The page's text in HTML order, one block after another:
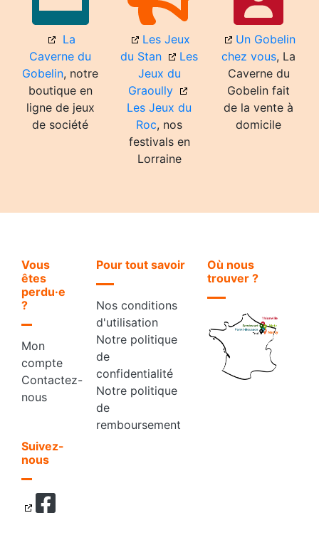
La
Caverne du
Gobelin, notre
boutique en
ligne de jeux
de société
Les Jeux
du Stan
Les
Jeux du
Graoully
Les Jeux du
Roc, nos
festivals en
Lorraine
Un Gobelin
chez vous, La
Caverne du
Gobelin fait
de la vente à
domicile
Vous
êtes
perdu·e
?
Mon
compte
Contactez-
nous
Suivez-
nous
Pour tout savoir
Nos conditions
d'utilisation
Notre politique
de
confidentialité
Notre politique
de
remboursement
Où nous
trouver ?